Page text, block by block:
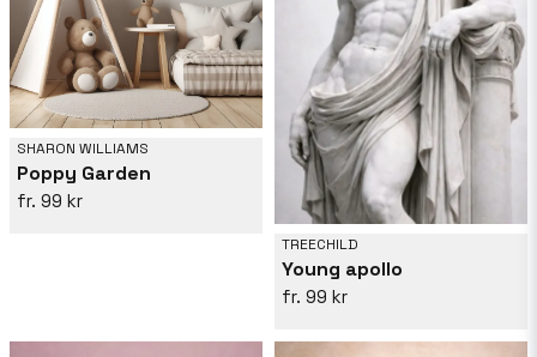
SHARON WILLIAMS
Poppy Garden
99 kr
TREECHILD
Young apollo
99 kr